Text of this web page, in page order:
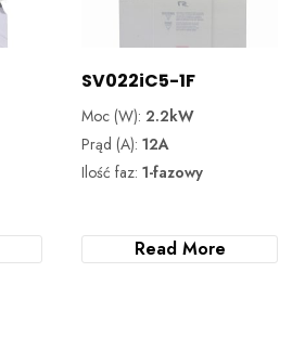
SV022iC5-1F
Moc (W): 2.2kW
Prąd (A):12A
Ilość faz:1-fazowy
Read More